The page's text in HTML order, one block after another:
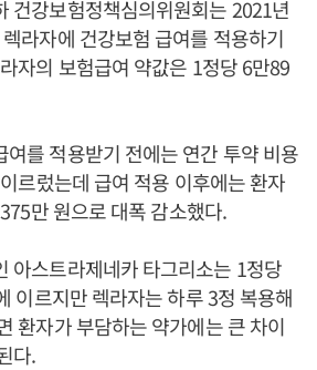
건강보험정책심의위원회는 2021년
라자에 건강보험 급여를 적용하기
자의 보험급여 약값은 1정당 6만89
여를 적용받기 전에는 연간 투약 비용
르렀는데 급여 적용 이후에는 환자
만 원으로 대폭 감소했다.
아스트라제네카 타그리소는 1정당
이르지만 렉라자는 하루 3정 복용해
환자가 부담하는 약가에는 큰 차이
다.